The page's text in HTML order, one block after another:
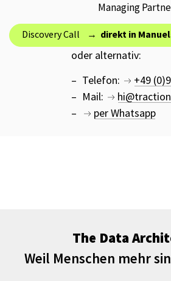
Managing
Discovery Call → direkt in
oder alternativ:
Telefon:
+49
Mail:
per Whatsapp
The Data
Weil Menschen mehr